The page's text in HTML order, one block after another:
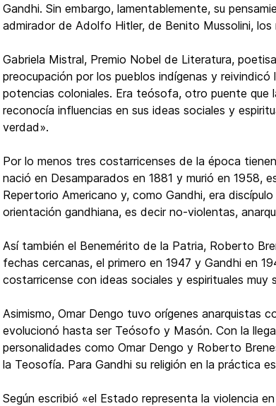
Gandhi. Sin embargo, lamentablemente, su
admirador de Adolfo Hitler, de Benito Mussolini,
Gabriela Mistral, Premio Nobel de Literatura,
preocupación por los pueblos indígenas y
potencias coloniales. Era teósofa, otro puente que
reconocía influencias en sus ideas sociales y
verdad».
Por lo menos tres costarricenses de la época
nació en Desamparados en 1881 y murió en 1958,
Repertorio Americano y, como Gandhi, era
orientación gandhiana, es decir no-violentas,
Así también el Benemérito de la Patria, Roberto
fechas cercanas, el primero en 1947 y Gandhi en
costarricense con ideas sociales y espirituales muy
Asimismo, Omar Dengo tuvo orígenes anarquistas
evolucionó hasta ser Teósofo y Masón. Con la
personalidades como Omar Dengo y Roberto
la Teosofía. Para Gandhi su religión en la práctica
Según escribió «el Estado representa la violencia